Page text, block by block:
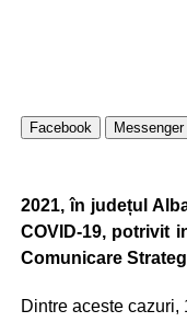
Facebook Messenger
2021, în județul
COVID-19, potrivit
Comunicare
Dintre aceste